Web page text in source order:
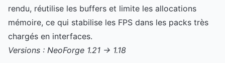
rendu, réutilise les buffers et limite les allocations
mémoire, ce qui stabilise les FPS dans les packs très
chargés en interfaces.
Versions : NeoForge 1.21 → 1.18